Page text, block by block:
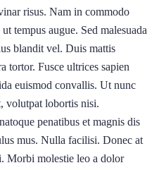
risus. Nam in commodo
tempus augue. Sed malesuada
blandit vel. Duis mattis
tortor. Fusce ultrices sapien
euismod convallis. Ut nunc
volutpat lobortis nisi.
penatibus et magnis dis
mus. Nulla facilisi. Donec at
Morbi molestie leo a dolor